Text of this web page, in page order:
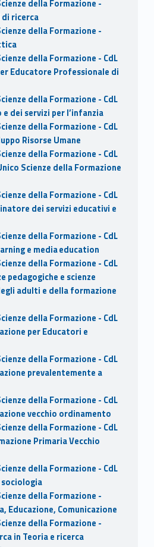
della Formazione -
di ricerca
della Formazione -
della Formazione - CdL
Educatore Professionale di
della Formazione - CdL
dei servizi per l’infanzia
della Formazione - CdL
Risorse Umane
della Formazione - CdL
Scienze della Formazione
della Formazione - CdL
dei servizi educativi e
della Formazione - CdL
e media education
della Formazione - CdL
pedagogiche e scienze
adulti e della formazione
della Formazione - CdL
per Educatori e
della Formazione - CdL
prevalentemente a
della Formazione - CdL
vecchio ordinamento
della Formazione - CdL
Primaria Vecchio
della Formazione - CdL
della Formazione -
Educazione, Comunicazione
della Formazione -
in Teoria e ricerca